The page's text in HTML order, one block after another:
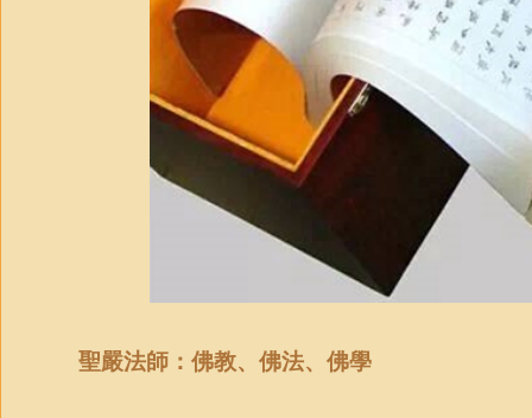
聖嚴法師： 佛教、佛法、 佛學